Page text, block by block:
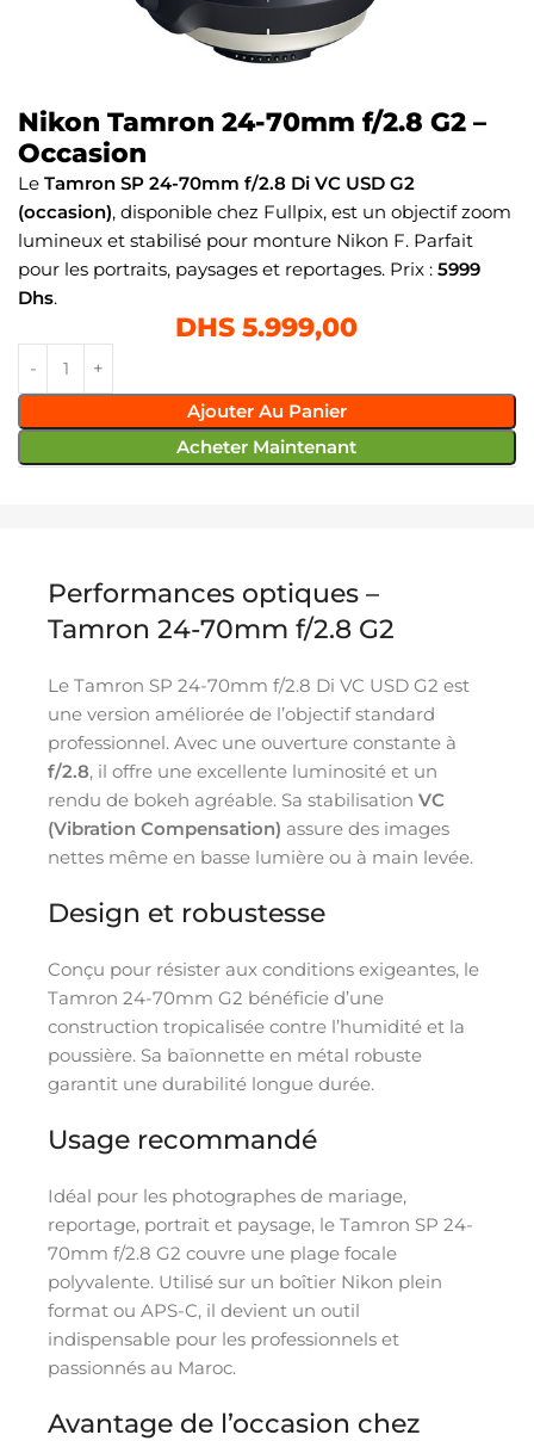
Nikon Tamron 24-70mm f/2.8 G2 –
Occasion
Le Tamron SP 24-70mm f/2.8 Di VC USD G2
(occasion), disponible chez Fullpix, est un objectif zoom
lumineux et stabilisé pour monture Nikon F. Parfait
pour les portraits, paysages et reportages. Prix : 5999
Dhs.
DHS 5.999,00
Ajouter Au Panier
Acheter Maintenant
Performances optiques –
Tamron 24-70mm f/2.8 G2
Le Tamron SP 24-70mm f/2.8 Di VC USD G2 est
une version améliorée de l’objectif standard
professionnel. Avec une ouverture constante à
f/2.8, il offre une excellente luminosité et un
rendu de bokeh agréable. Sa stabilisation VC
(Vibration Compensation) assure des images
nettes même en basse lumière ou à main levée.
Design et robustesse
Conçu pour résister aux conditions exigeantes, le
Tamron 24-70mm G2 bénéficie d’une
construction tropicalisée contre l’humidité et la
poussière. Sa baïonnette en métal robuste
garantit une durabilité longue durée.
Usage recommandé
Idéal pour les photographes de mariage,
reportage, portrait et paysage, le Tamron SP 24-
70mm f/2.8 G2 couvre une plage focale
polyvalente. Utilisé sur un boîtier Nikon plein
format ou APS-C, il devient un outil
indispensable pour les professionnels et
passionnés au Maroc.
Avantage de l’occasion chez